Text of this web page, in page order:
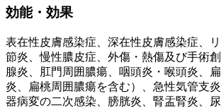
効能・効果
表在性皮膚感染症、深在性皮膚感染症、
節炎、慢性膿皮症、外傷・熱傷及び手術
腺炎、肛門周囲膿瘍、咽頭炎・喉頭炎、
炎、扁桃周囲膿瘍を含む）、急性気管支
器病変の二次感染、膀胱炎、腎盂腎炎、